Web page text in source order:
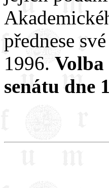
přednese
1996. Volba
senátu dne